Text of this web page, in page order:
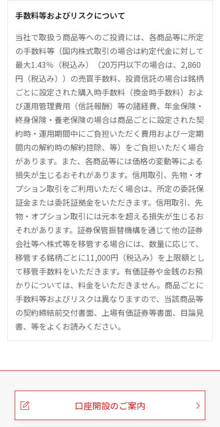
手数料等およびリスクについて
当社で取扱う商品等へのご投資には、各商品等に所定
の手数料等（国内株式取引の場合は約定代金に対して
最大1.43％（税込み）（20万円以下の場合は、2,860
円（税込み））の売買手数料、投資信託の場合は銘柄
ごとに設定された購入時手数料（換金時手数料）およ
び運用管理費用（信託報酬）等の諸経費、年金保険・
終身保険・養老保険の場合は商品ごとに設定された契
約時・運用期間中にご負担いただく費用および一定期
間内の解約時の解約控除、等）をご負担いただく場合
があります。また、各商品等には価格の変動等による
損失が生じるおそれがあります。信用取引、先物・オ
プション取引をご利用いただく場合は、所定の委託保
証金または委託証拠金をいただきます。信用取引、先
物・オプション取引には元本を超える損失が生じるお
それがあります。証券保管振替機構を通じて他の証券
会社等へ株式等を移管する場合には、数量に応じて、
移管する銘柄ごとに11,000円（税込み）を上限額とし
て移管手数料をいただきます。有価証券や金銭のお預
かりについては、料金をいただきません。商品ごとに
手数料等およびリスクは異なりますので、当該商品等
の契約締結前交付書面、上場有価証券等書面、目論見
書、等をよくお読みください。
こ
口座開設のご案内